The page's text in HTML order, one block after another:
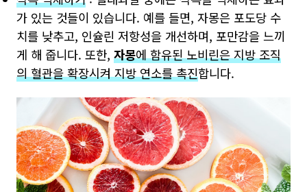
가 있는 것들이 있습니다. 예를 들면, 자몽은 포도당 수
치를 낮추고, 인슐린 저항성을 개선하며, 포만감을 느끼
게 해 줍니다. 또한, 자몽에 함유된 노비린은 지방 조직
의 혈관을 확장시켜 지방 연소를 촉진합니다.